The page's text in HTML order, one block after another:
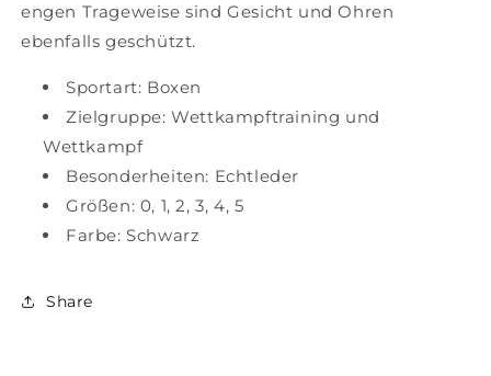
engen Trageweise sind Gesicht und Ohren
ebenfalls geschützt.
Sportart: Boxen
Zielgruppe: Wettkampftraining und
Wettkampf
Besonderheiten: Echtleder
Größen: 0, 1, 2, 3, 4, 5
Farbe: Schwarz
Share